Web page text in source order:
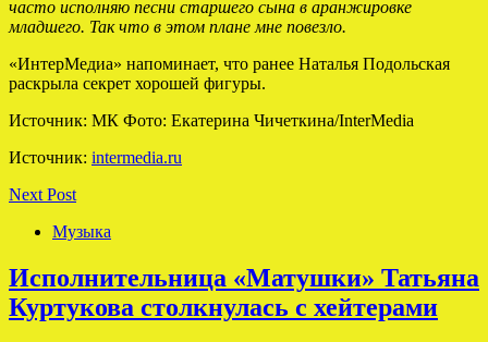
часто исполняю песни старшего сына в аранжировке
младшего. Так что в этом плане мне повезло.
«ИнтерМедиа» напоминает, что ранее Наталья Подольская
раскрыла секрет хорошей фигуры.
Источник: МК Фото: Екатерина Чичеткина/InterMedia
Источник: intermedia.ru
Next Post
Музыка
Исполнительница «Матушки» Татьяна
Куртукова столкнулась с хейтерами